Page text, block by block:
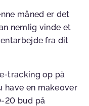
måned er det
nemlig vinde et
fra dit
tracking op på
have en makeover
20 bud på